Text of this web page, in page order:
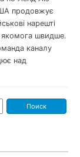
продовжує
нарешті
якомога швидше.
каналу
над